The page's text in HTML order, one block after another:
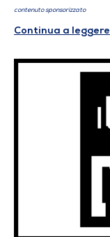
contenuto sponsorizzato
Continua a leggere